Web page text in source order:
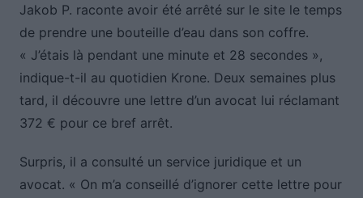
Jakob P. raconte avoir été arrêté sur le site le temps
de prendre une bouteille d’eau dans son coffre.
« J’étais là pendant une minute et 28 secondes »,
indique-t-il au quotidien Krone. Deux semaines plus
tard, il découvre une lettre d’un avocat lui réclamant
372 € pour ce bref arrêt.
Surpris, il a consulté un service juridique et un
avocat. « On m’a conseillé d’ignorer cette lettre pour